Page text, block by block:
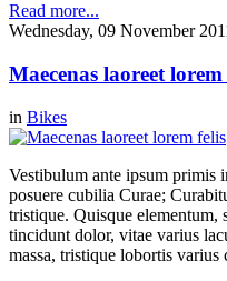
Read more...
Wednesday, 09 November
Maecenas laoreet lorem
in Bikes
Vestibulum ante ipsum primis
posuere cubilia Curae;
tristique. Quisque elementum,
tincidunt dolor, vitae varius
massa, tristique lobortis varius